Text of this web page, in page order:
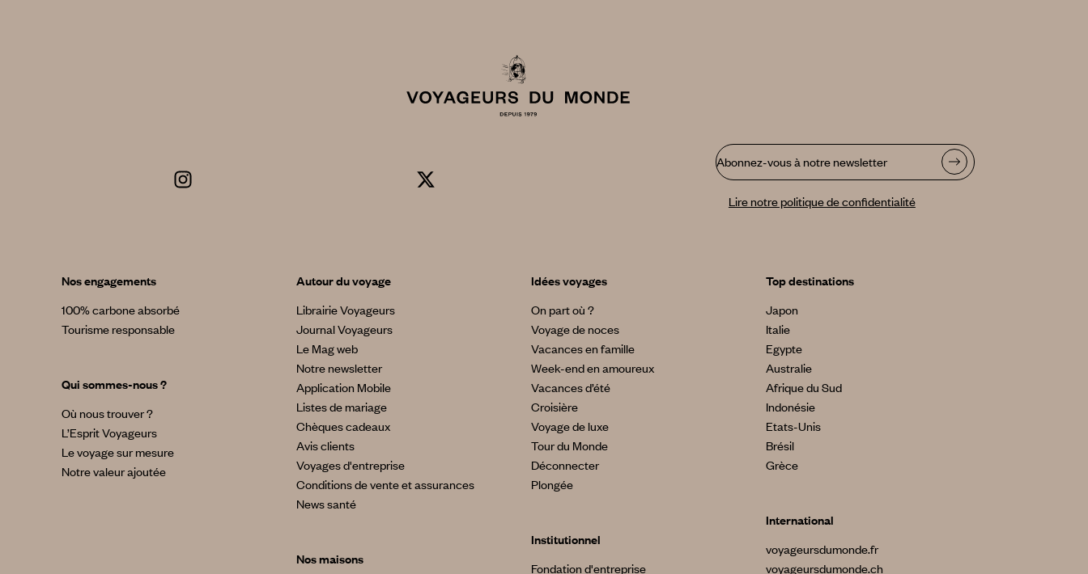
Abonnez-vous à notre newsletter
Lire notre politique de confidentialité
Nos engagements
100% carbone absorbé
Tourisme responsable
Qui sommes-nous ?
Où nous trouver ?
L’Esprit Voyageurs
Le voyage sur mesure
Notre valeur ajoutée
Autour du voyage
Librairie Voyageurs
Journal Voyageurs
Le Mag web
Notre newsletter
Application Mobile
Listes de mariage
Chèques cadeaux
Avis clients
Voyages d'entreprise
Conditions de vente et assurances
News santé
Nos maisons
Idées voyages
On part où ?
Voyage de noces
Vacances en famille
Week-end en amoureux
Vacances d’été
Croisière
Voyage de luxe
Tour du Monde
Déconnecter
Plongée
Institutionnel
Fondation d'entreprise
Top destinations
Japon
Italie
Egypte
Australie
Afrique du Sud
Indonésie
Etats-Unis
Brésil
Grèce
International
voyageursdumonde.fr
voyageursdumonde.ch